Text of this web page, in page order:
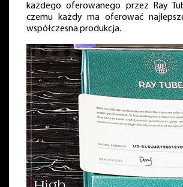
każdego oferowanego przez Ray
czemu każdy ma oferować
współczesna produkcja.